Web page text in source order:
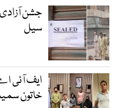
جشن
سیل
ایف آئی
خاتون سمیت 3 مسافر